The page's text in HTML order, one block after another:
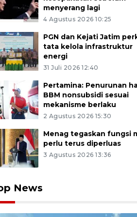
menyerang lagi
4 Agustus 2026 10:25
PGN dan Kejati Jatim
tata kelola infrastruktur
energi
31 Juli 2026 12:40
Pertamina: Penurunan
BBM nonsubsidi sesuai
mekanisme berlaku
2 Agustus 2026 15:30
Menag tegaskan fungsi
perlu terus diperluas
3 Agustus 2026 13:36
News